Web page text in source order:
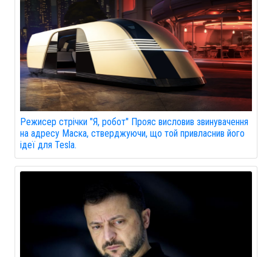
Режисер стрічки "Я, робот" Прояс висловив звинувачення
на адресу Маска, стверджуючи, що той привласнив його
ідеї для Tesla.